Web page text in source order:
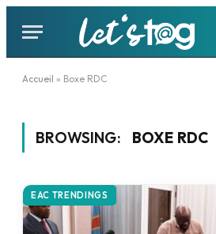
Accueil » Boxe RDC
BROWSING: BOXE RDC
EAC TRENDINGS